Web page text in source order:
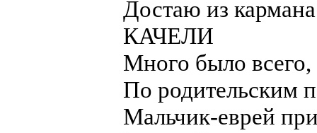
Достаю из
КАЧЕЛИ
Много было
По родительским
Мальчик-еврей